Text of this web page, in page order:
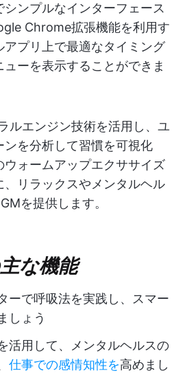
ンプルなインターフェース
Chrome拡張機能を利用す
アプリ上で最適なタイミング
ーを表示することができま
ルエンジン技術を活用し、ユ
ンを分析して習慣を可視化
ウォームアップエクササイズ
、リラックスやメンタルヘル
を提供します。
な機能
ーで呼吸法を実践し、スマー
しょう
活用して、メンタルヘルスの
仕事での感情知性を高めまし